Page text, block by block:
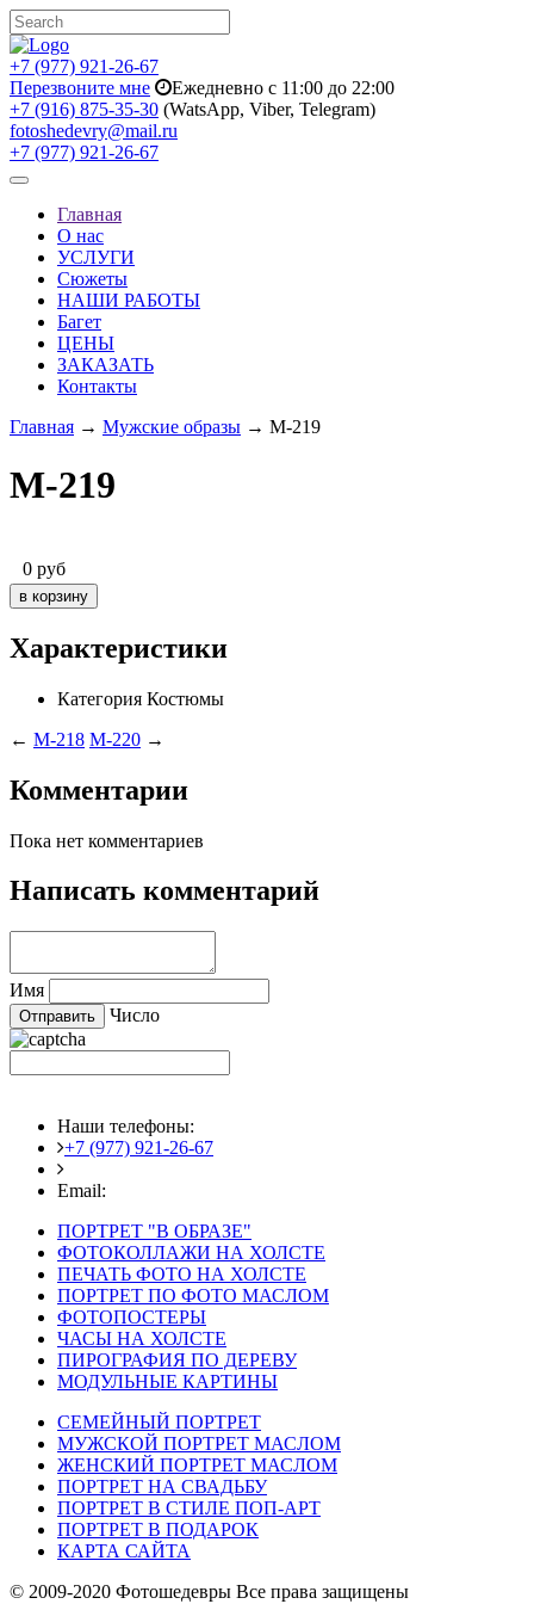
+7 (977) 921-26-67
Перезвоните мне
Ежедневно с 11:00 до 22:00
+7 (916) 875-35-30 (WatsApp, Viber, Telegram)
fotoshedevry@mail.ru
+7 (977) 921-26-67
Toggle
navigationГлавная
О нас
УСЛУГИ
Сюжеты
НАШИ РАБОТЫ
Багет
ЦЕНЫ
ЗАКАЗАТЬ
Контакты
Главная → Мужские образы → M-219
M-219
0 руб
Характеристики
Категория Костюмы
← M-218 M-220 →
Комментарии
Пока нет комментариев
Написать комментарий
Имя
Число
Наши телефоны:
+7 (977) 921-26-67
Email:
ПОРТРЕТ "В ОБРАЗЕ"
ФОТОКОЛЛАЖИ НА ХОЛСТЕ
ПЕЧАТЬ ФОТО НА ХОЛСТЕ
ПОРТРЕТ ПО ФОТО МАСЛОМ
ФОТОПОСТЕРЫ
ЧАСЫ НА ХОЛСТЕ
ПИРОГРАФИЯ ПО ДЕРЕВУ
МОДУЛЬНЫЕ КАРТИНЫ
СЕМЕЙНЫЙ ПОРТРЕТ
МУЖСКОЙ ПОРТРЕТ МАСЛОМ
ЖЕНСКИЙ ПОРТРЕТ МАСЛОМ
ПОРТРЕТ НА СВАДЬБУ
ПОРТРЕТ В СТИЛЕ ПОП-АРТ
ПОРТРЕТ В ПОДАРОК
КАРТА САЙТА
© 2009-2020 Фотошедевры Все права защищены